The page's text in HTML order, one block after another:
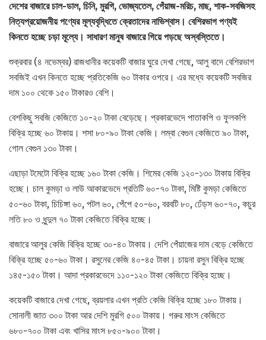
দেশের বাজারে চাল-ডাল, চিনি, মুরগি, ভোজ্যতেল, পেঁয়াজ-মরিচ, মাছ, শাক-সবজিসহ
নিত্যপ্রয়োজনীয় পণ্যের মূল্যবৃদ্ধিতে ক্রেতাদের নাভিশ্বাস। বেশিরভাগ পণ্যই
কিনতে হচ্ছে চড়া মূল্যে। সাধারণ মানুষ বাজারে গিয়ে পড়ছে অস্বস্তিতে।
শুক্রবার (৪ নভেম্বর) রাজধানীর কয়েকটি বাজার ঘুরে দেখা গেছে, আলু বাদে বেশিরভাগ
সবজিই এখন কিনতে হচ্ছে প্রতিকেজি ৬০ টাকার ওপরে। এর মধ্যে কয়েকটি সবজির
দাম ১০০ থেকে ১৫০ টাকারও বেশি।
বেশকিছু সবজি কেজিতে ১০-২০ টাকা বেড়েছে। প্রকারভেদে পাতাকপি ও ফুলকপি
বিক্রি হচ্ছে ৬০ টাকায়। শসা ৮০-৯০ টাকা কেজি। লম্বা বেগুন কেজিতে ৯০ টাকা,
গোল বেগুন ১৩০ টাকা।
এছাড়া টমেটো বিক্রি হচ্ছে ১৬০ টাকা কেজি। শিমের কেজি ১২০-১৩০ টাকায় বিক্রি
হচ্ছে। চাল কুমড়া ও লাউ আকারভেদে প্রতিটি ৬০-৭০ টাকা, মিষ্টি কুমড়া কেজিতে
৫০-৬০ টাকা, চিচিঙ্গা ৬০, পটল ৬০, পেঁপে ৫০-৬০, বরবটি ৮০, ঢেঁড়স ৬০-৭০, কচুর
লতি ৮০ ও ধুন্দুল ৭০ টাকা কেজিতে বিক্রি হচ্ছে।
বাজারে আলুর কেজি বিক্রি হচ্ছে ৩০-৪০ টাকায়। দেশি পেঁয়াজের দাম বেড়ে কেজিতে
বিক্রি হচ্ছে ৫০-৬০ টাকা। রসুনের কেজি ৪০-৪৫ টাকা। চায়না রসুন বিক্রি হচ্ছে
১৪৫-১৫০ টাকা। আদা প্রকারভেদে ১১০-১২০ টাকা কেজিতে বিক্রি হচ্ছে।
কয়েকটি বাজারে দেখা গেছে, ব্রয়লার এখন প্রতি কেজি বিক্রি হচ্ছে ১৮০ টাকায়।
সোনালী জাত ৩০০ টাকা আর দেশি মুরগি ৫০০ টাকায়। গরুর মাংস কেজিতে
৬৮০-৭০০ টাকা এবং খাসির মাংস ৮৫০-৯০০ টাকা।